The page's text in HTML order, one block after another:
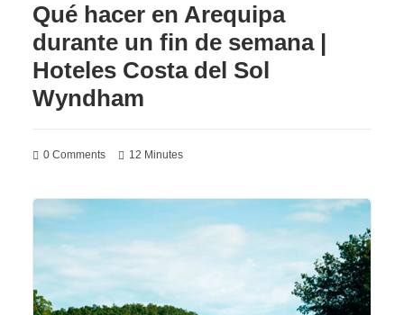
Qué hacer en Arequipa
durante un fin de semana |
Hoteles Costa del Sol
Wyndham
0 Comments 12 Minutes